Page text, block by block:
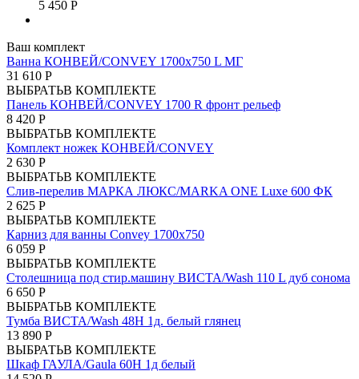
5 450 Р
Ваш комплект
Ванна КОНВЕЙ/CONVEY 1700х750 L МГ
31 610 Р
ВЫБРАТЬВ КОМПЛЕКТЕ
Панель КОНВЕЙ/CONVEY 1700 R фронт рельеф
8 420 Р
ВЫБРАТЬВ КОМПЛЕКТЕ
Комплект ножек КОНВЕЙ/CONVEY
2 630 Р
ВЫБРАТЬВ КОМПЛЕКТЕ
Слив-перелив МАРКА ЛЮКС/MARKA ONE Luxe 600 ФК
2 625 Р
ВЫБРАТЬВ КОМПЛЕКТЕ
Карниз для ванны Convey 1700x750
6 059 Р
ВЫБРАТЬВ КОМПЛЕКТЕ
Столешница под стир.машину ВИСТА/Wash 110 L дуб сонома
6 650 Р
ВЫБРАТЬВ КОМПЛЕКТЕ
Тумба ВИСТА/Wash 48Н 1д. белый глянец
13 890 Р
ВЫБРАТЬВ КОМПЛЕКТЕ
Шкаф ГАУЛА/Gaula 60Н 1д белый